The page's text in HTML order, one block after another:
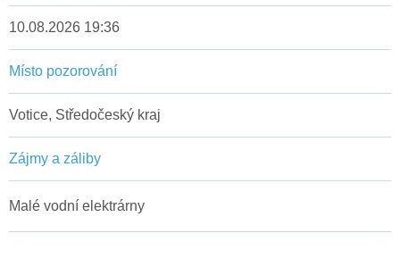
10.08.2026 19:36
Místo pozorování
Votice, Středočeský kraj
Zájmy a záliby
Malé vodní elektrárny